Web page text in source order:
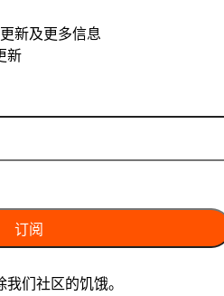
新及更多信息
新
我们社区的饥饿。